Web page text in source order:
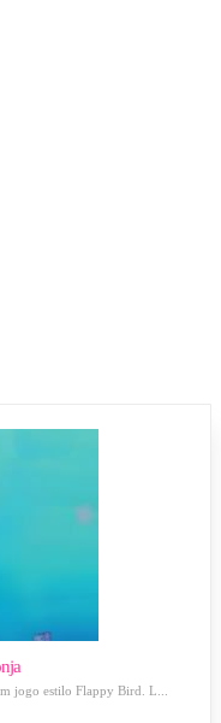
jogo estilo Flappy Bird. L...